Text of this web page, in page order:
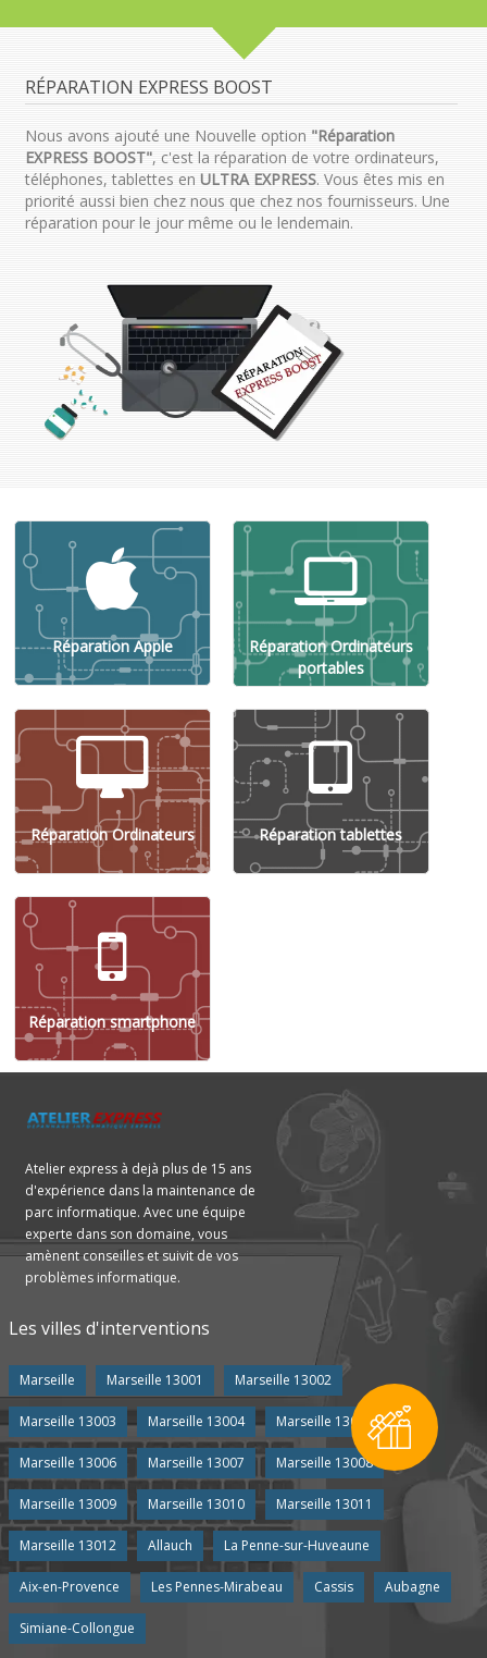
RÉPARATION EXPRESS BOOST
Nous avons ajouté une Nouvelle option "Réparation
EXPRESS BOOST", c'est la réparation de votre ordinateurs,
téléphones, tablettes en ULTRA EXPRESS. Vous êtes mis en
priorité aussi bien chez nous que chez nos fournisseurs. Une
réparation pour le jour même ou le lendemain.
Réparation Apple
Réparation Ordinateurs
portables
Réparation Ordinateurs Réparation tablettes
Réparation smartphone
Atelier express à dejà plus de 15 ans
d'expérience dans la maintenance de
parc informatique. Avec une équipe
experte dans son domaine, vous
amènent conseilles et suivit de vos
problèmes informatique.
Les villes d'interventions
Marseille Marseille 13001 Marseille 13002
Marseille 13003 Marseille 13004 Marseille 13005
Marseille 13006 Marseille 13007 Marseille 13008
Marseille 13009 Marseille 13010 Marseille 13011
Marseille 13012 Allauch La Penne-sur-Huveaune
Aix-en-Provence Les Pennes-Mirabeau Cassis Aubagne
Simiane-Collongue